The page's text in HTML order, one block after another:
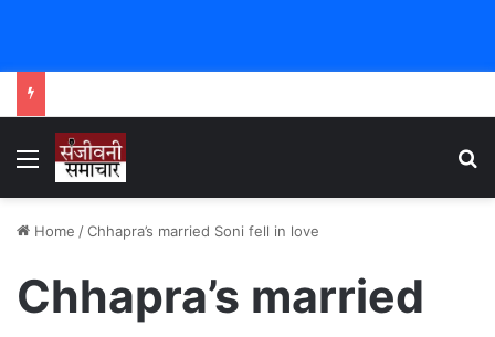
Menu
Home /Chhapra’s married Soni fell in love
Chhapra’s married